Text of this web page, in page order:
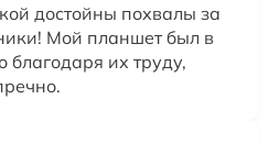
достойны похвалы за
Мой планшет был в
благодаря их труду,